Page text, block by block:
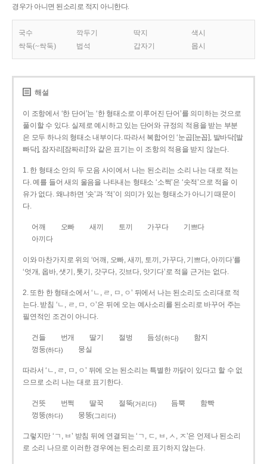
경우가 아니면 된소리로 적지 아니한다.
국수 깍두기 딱지
색시
싹둑(~싹둑)
법석 갑자기 몹시
해설
이 조항에서 ‘한 단어’는 ‘한 형태소로 이루어진 단어’를 의미하는 것으로
풀이할 수 있다. 실제로 예시하고 있는 단어와 규정의 적용을 받는 부분
은 모두 하나의 형태소 내부이다. 따라서 복합어인 ‘눈곱[눈꼽], 발바닥[발
빠닥], 잠자리[잠짜리]’와 같은 표기는 이 조항의 적용을 받지 않는다.
1. 한 형태소 안의 두 모음 사이에서 나는 된소리는 소리 나는 대로 적는
다. 예를 들어 새의 울음을 나타내는 형태소 ‘소쩍’은 ‘솟적’으로 적을 이
유가 없다. 왜냐하면 ‘솟’과 ‘적’이 의미가 있는 형태소가 아니기 때문이
다.
어깨 오빠 새끼 토끼 가꾸다
기쁘다
아끼다
이와 마찬가지로 위의 ‘어깨, 오빠, 새끼, 토끼, 가꾸다, 기쁘다, 아끼다’를
‘엇개, 옵바, 샛기, 톳기, 갓구다, 깃브다, 앗기다’로 적을 근거는 없다.
2. 또한 한 형태소에서 ‘ㄴ, ㄹ, ㅁ, ㅇ’ 뒤에서 나는 된소리도 소리대로 적
는다. 받침 ‘ㄴ, ㄹ, ㅁ, ㅇ’은 뒤에 오는 예사소리를 된소리로 바꾸어 주는
필연적인 조건이 아니다.
건들 번개 딸기 절벙 듬성(하다)
함지
껑둥(하다) 뭉실
따라서 ‘ㄴ, ㄹ, ㅁ, ㅇ’ 뒤에 오는 된소리는 특별한 까닭이 있다고 할 수 없
으므로 소리 나는 대로 표기한다.
건뜻 번쩍 딸꾹 절뚝(거리다) 듬뿍
함빡
껑뚱(하다) 뭉뚱(그리다)
그렇지만 ‘ㄱ, ㅂ’ 받침 뒤에 연결되는 ‘ㄱ, ㄷ, ㅂ, ㅅ, ㅈ’은 언제나 된소리
로 소리 나므로 이러한 경우에는 된소리로 표기하지 않는다.